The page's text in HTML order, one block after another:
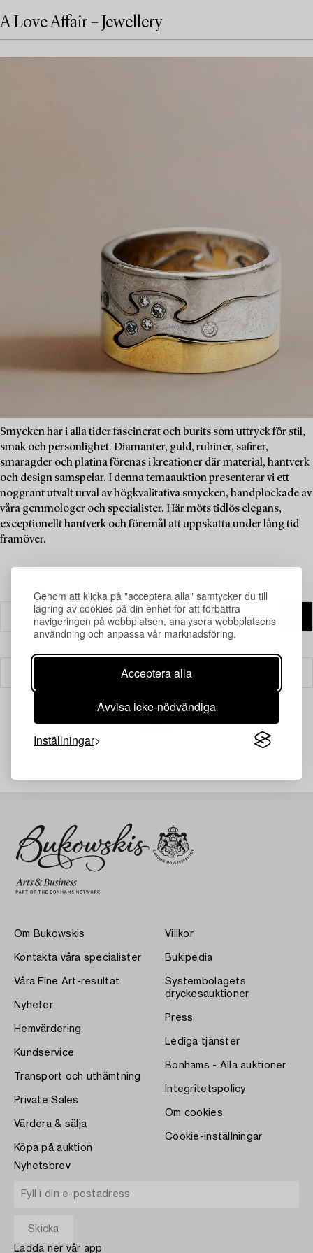
Genom att klicka på "acceptera alla" samtycker du till
lagring av cookies på din enhet för att förbättra
navigeringen på webbplatsen, analysera webbplatsens
användning och anpassa vår marknadsföring.
Acceptera alla
Avvisa icke-nödvändiga
Inställningar
A Love Affair – Jewellery
Smycken har i alla tider fascinerat och burits som uttryck för stil,
smak och personlighet. Diamanter, guld, rubiner, safirer,
smaragder och platina förenas i kreationer där material, hantverk
och design samspelar. I denna temaauktion presenterar vi ett
noggrant utvalt urval av högkvalitativa smycken, handplockade av
våra gemmologer och specialister. Här möts tidlös elegans,
exceptionellt hantverk och föremål att uppskatta under lång tid
framöver.
Filter
Din sökning gav ingen träff just nu.
Om Bukowskis
Kontakta våra specialister
Våra Fine Art-resultat
Nyheter
Hemvärdering
Kundservice
Transport och uthämtning
Private Sales
Värdera & sälja
Köpa på auktion
Villkor
Bukipedia
Systembolagets
dryckesauktioner
Press
Lediga tjänster
Bonhams - Alla auktioner
Integritetspolicy
Om cookies
Cookie-inställningar
Nyhetsbrev
Ladda ner vår app